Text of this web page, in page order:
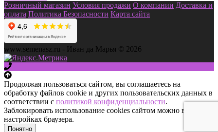
Розничный магазин Условия продажи О компании Доставка и
оплата Политика Безопасности Карта сайта
www.semenasz.ru - Иван да Марья © 2026
Продолжая пользоваться сайтом, вы соглашаетесь на
обработку файлов cookie и других пользовательских данных в
соответствии с политикой конфиденциальности.
Заблокировать использование cookies сайтом можно в
настройках браузера.
Понятно